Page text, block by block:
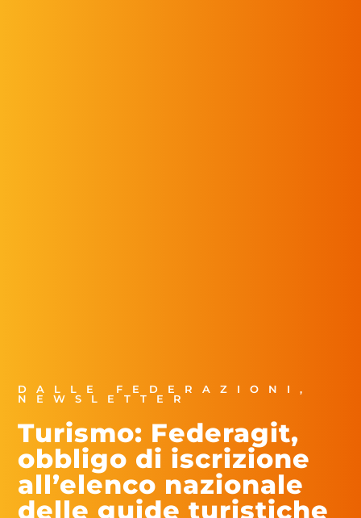
DALLE FEDERAZIONI,
NEWSLETTER
Turismo: Federagit,
obbligo di iscrizione
all’elenco nazionale
delle guide turistiche